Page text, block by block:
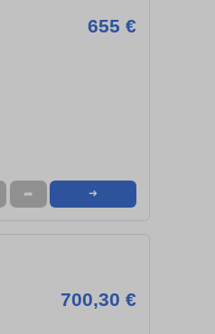
655 €
➦ ➜
700,30 €